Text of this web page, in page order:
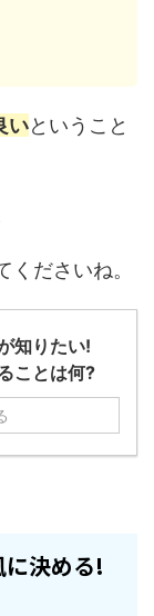
いということ
ださいね。
知りたい!
ことは何?
決める!